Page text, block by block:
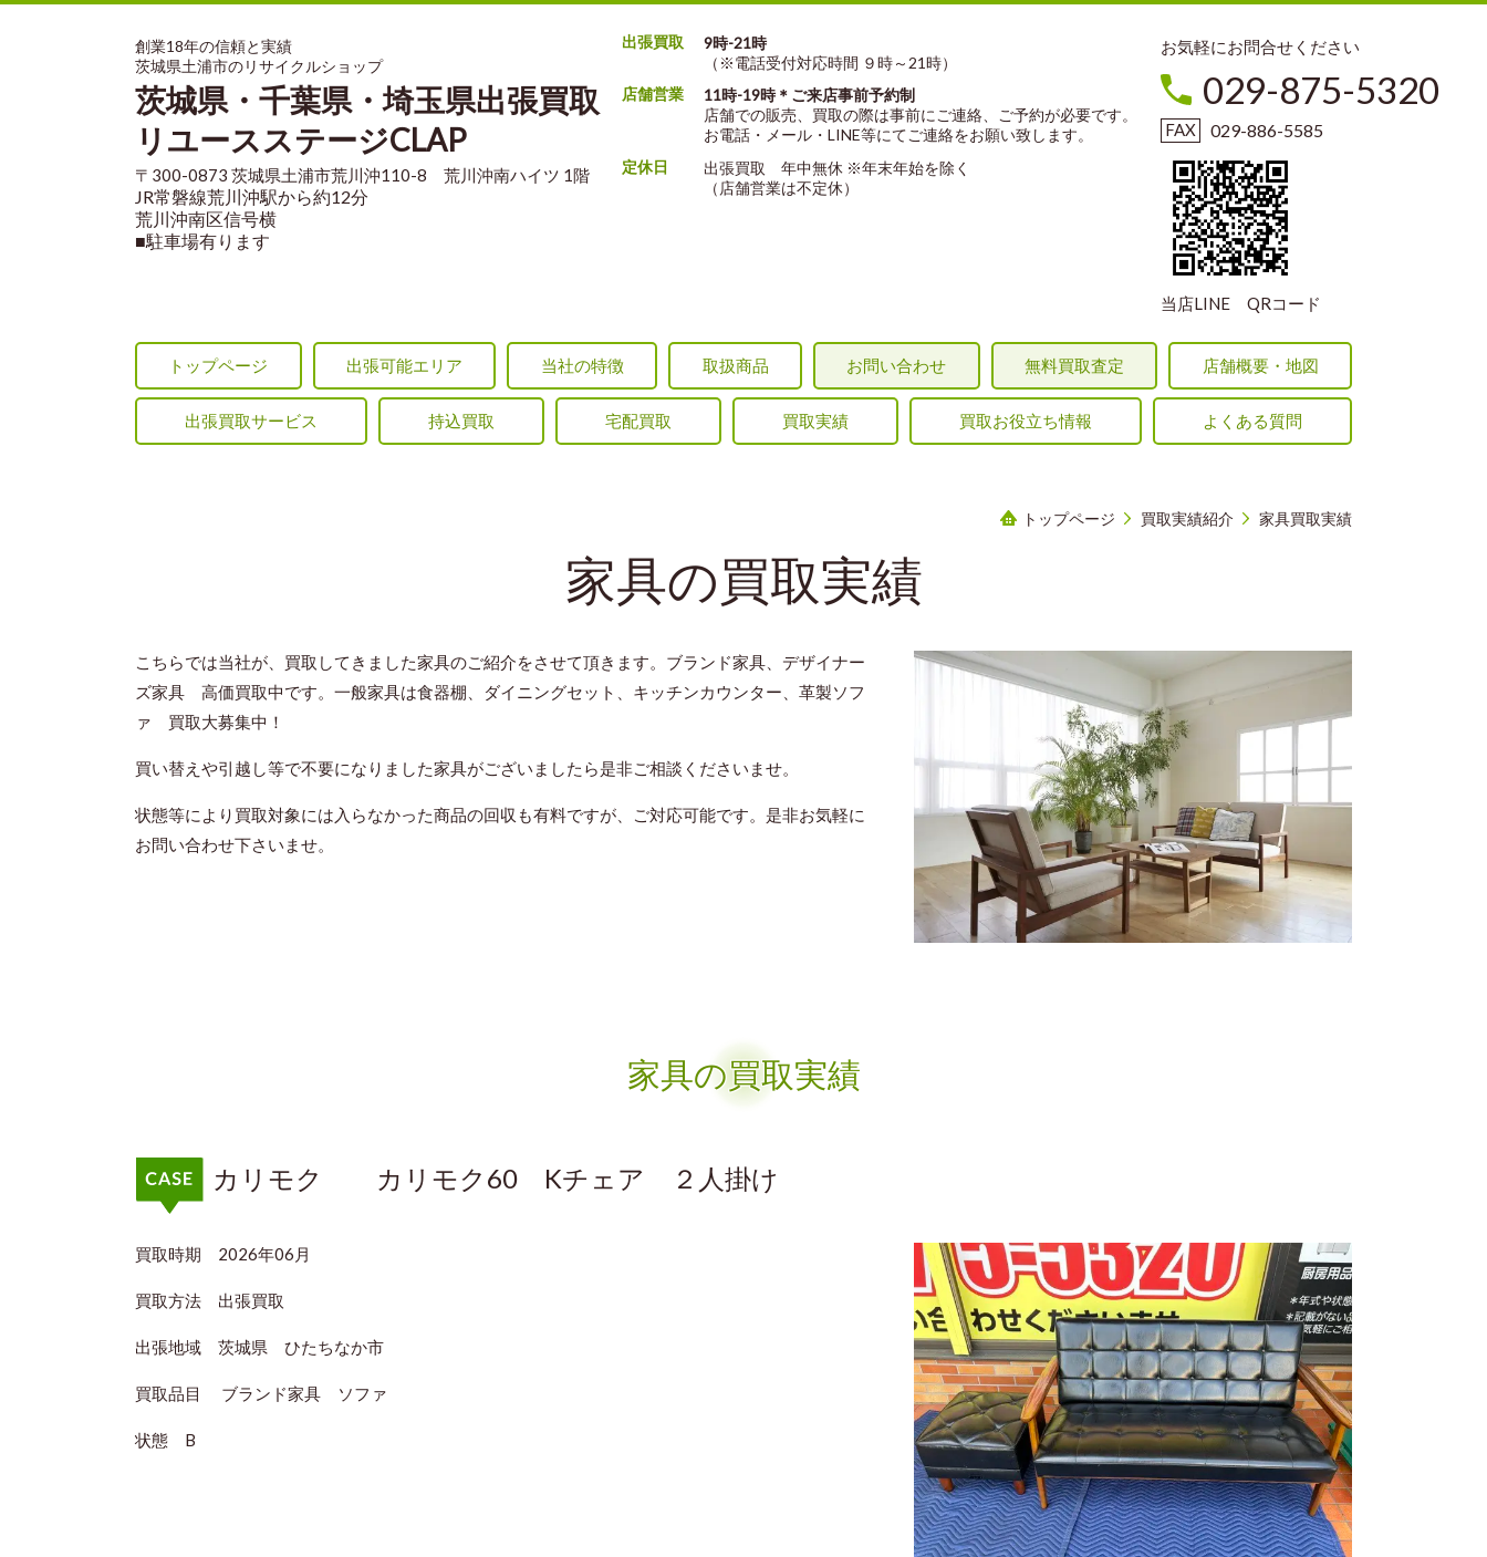
創業18年の信頼と実績
茨城県土浦市のリサイクルショップ
茨城県・千葉県・埼玉県出張買取
リユースステージCLAP
〒300-0873 茨城県土浦市荒川沖110-8 荒川沖南ハイツ 1階
JR常磐線荒川沖駅から約12分
荒川沖南区信号横
■駐車場有ります
出張買取
9時-21時
（※電話受付対応時間 ９時～21時）
店舗営業
11時-19時＊ご来店事前予約制
店舗での販売、買取の際は事前にご連絡、ご予約が必要です。
お電話・メール・LINE等にてご連絡をお願い致します。
定休日
出張買取 年中無休 ※年末年始を除く
（店舗営業は不定休）
お気軽にお問合せください
029-875-5320
029-886-5585
当店LINE QRコード
トップページ 出張可能エリア 当社の特徴 取扱商品 お問い合わせ 無料買取査定 店舗概要・地図
出張買取サービス 持込買取 宅配買取 買取実績 買取お役立ち情報 よくある質問
トップページ 買取実績紹介 家具買取実績
家具の買取実績
こちらでは当社が、買取してきました家具のご紹介をさせて頂きます。ブランド家具、デザイナー
ズ家具 高価買取中です。一般家具は食器棚、ダイニングセット、キッチンカウンター、革製ソフ
ァ 買取大募集中！
買い替えや引越し等で不要になりました家具がございましたら是非ご相談くださいませ。
状態等により買取対象には入らなかった商品の回収も有料ですが、ご対応可能です。是非お気軽に
お問い合わせ下さいませ。
家具の買取実績
カリモク カリモク60 Kチェア ２人掛け
買取時期 2026年06月
買取方法 出張買取
出張地域 茨城県 ひたちなか市
買取品目 ブランド家具 ソファ
状態 B